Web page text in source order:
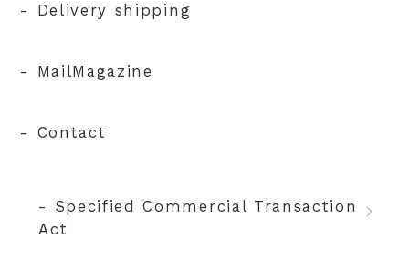
- Delivery shipping
- MailMagazine
- Contact
- Specified Commercial Transaction
Act